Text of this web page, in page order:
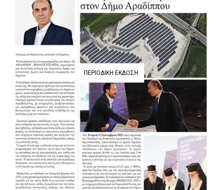
ΠΕΡΙΟΔΙΚΉ ΈΚΔΟΣΗ